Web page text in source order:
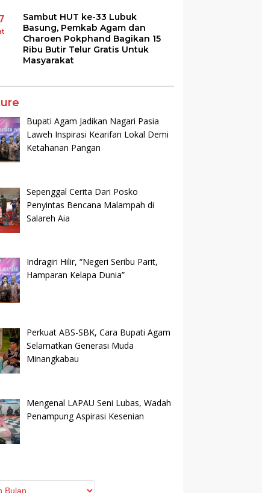
Sambut HUT ke-33 Lubuk
Basung, Pemkab Agam dan
Charoen Pokphand Bagikan 15
Ribu Butir Telur Gratis Untuk
Masyarakat
Bupati Agam Jadikan Nagari Pasia
Laweh Inspirasi Kearifan Lokal Demi
Ketahanan Pangan
Sepenggal Cerita Dari Posko
Penyintas Bencana Malampah di
Salareh Aia
Indragiri Hilir, “Negeri Seribu Parit,
Hamparan Kelapa Dunia”
Perkuat ABS-SBK, Cara Bupati Agam
Selamatkan Generasi Muda
Minangkabau
Mengenal LAPAU Seni Lubas, Wadah
Penampung Aspirasi Kesenian